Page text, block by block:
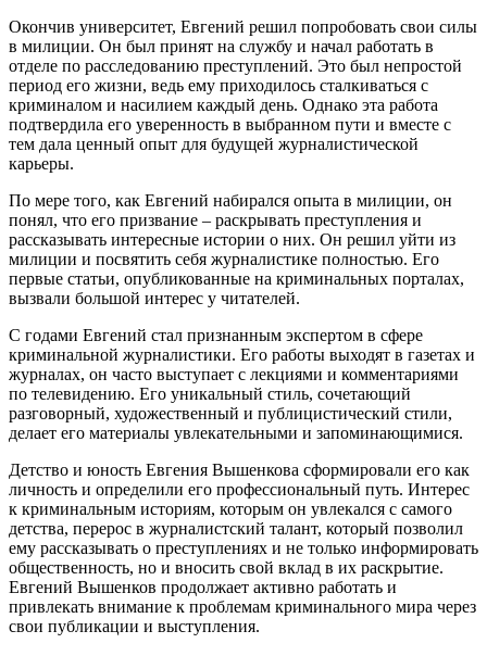
Окончив университет, Евгений решил попробовать свои силы
в милиции. Он был принят на службу и начал работать в
отделе по расследованию преступлений. Это был непростой
период его жизни, ведь ему приходилось сталкиваться с
криминалом и насилием каждый день. Однако эта работа
подтвердила его уверенность в выбранном пути и вместе с
тем дала ценный опыт для будущей журналистической
карьеры.
По мере того, как Евгений набирался опыта в милиции, он
понял, что его призвание – раскрывать преступления и
рассказывать интересные истории о них. Он решил уйти из
милиции и посвятить себя журналистике полностью. Его
первые статьи, опубликованные на криминальных порталах,
вызвали большой интерес у читателей.
С годами Евгений стал признанным экспертом в сфере
криминальной журналистики. Его работы выходят в газетах и
журналах, он часто выступает с лекциями и комментариями
по телевидению. Его уникальный стиль, сочетающий
разговорный, художественный и публицистический стили,
делает его материалы увлекательными и запоминающимися.
Детство и юность Евгения Вышенкова сформировали его как
личность и определили его профессиональный путь. Интерес
к криминальным историям, которым он увлекался с самого
детства, перерос в журналистский талант, который позволил
ему рассказывать о преступлениях и не только информировать
общественность, но и вносить свой вклад в их раскрытие.
Евгений Вышенков продолжает активно работать и
привлекать внимание к проблемам криминального мира через
свои публикации и выступления.